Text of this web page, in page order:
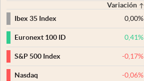
Variación
Ibex 35 Index
0,00%
Euronext 100 ID 0,41%
S&P 500 Index -0,17%
Nasdaq -0,06%